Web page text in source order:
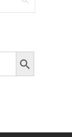
Search Button